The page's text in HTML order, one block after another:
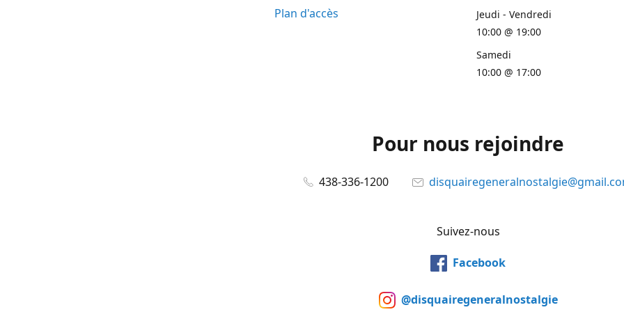
Plan d'accès
Jeudi - Vendredi
10:00 @ 19:00
Samedi
10:00 @ 17:00
Pour nous rejoindre
438-336-1200
Suivez-nous
Facebook
@disquairegeneralnostalgie